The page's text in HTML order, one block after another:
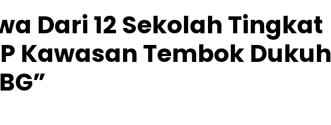
Dari 12 Sekolah Tingkat
Kawasan Tembok Dukuh